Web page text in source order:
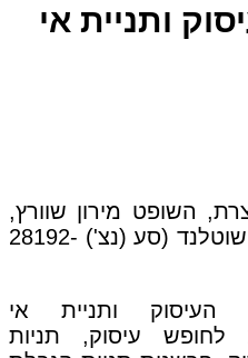
ותניית אי
השופט מירון שוורץ,
גב' קרן קנדרו, מר ישראל שוטלנד (סע (נצ') 28192-
ותניית אי
לחופש עיסוק, תניות